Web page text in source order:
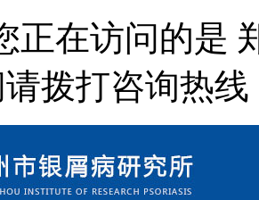
正在访问的是
拨打咨询热线